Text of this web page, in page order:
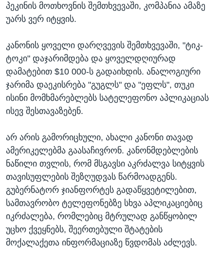
პეკინის მოთხოვნის შემთხვევაში, კომპანია ამაზე
უარს ვერ იტყვის.
კანონის ყოველი დარღვევის შემთხვევაში, "ტიკ-
ტოკი" დაჯარიმდება და ყოველდღიურად
დამატებით $10 000-ს გადაიხდის. ანალოგიური
ჯარიმა დაეკისრება "გუგლს" და "ეფლს", თუკი
ისინი მომხმარებლებს სატელეფონო აპლიკაციას
ისევ შესთავაზებენ.
არ არის გამორიცხული, ახალი კანონი თავად
ამერიკელებმა გაასაჩივრონ. კანონმდებლების
ნაწილი თვლის, რომ მსგავსი აკრძალვა სიტყვის
თავისუფლების შეზღუდვას წარმოადგენს.
გუბერნატორ ჯიანფორტეს გადაწყვეტილებით,
სამთავრობო ტელეფონებზე სხვა აპლიკაციებიც
იკრძალება, რომლებიც მტრულად განწყობილ
უცხო ქვეყნებს, შეერთებული შტატების
მოქალაქეთა ინფორმაციაზე წვდომას აძლევს.